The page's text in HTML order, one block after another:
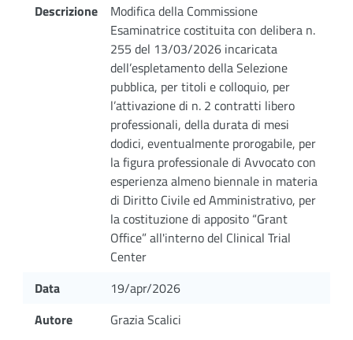
Descrizione
Modifica della Commissione
Esaminatrice costituita con delibera n.
255 del 13/03/2026 incaricata
dell’espletamento della Selezione
pubblica, per titoli e colloquio, per
l’attivazione di n. 2 contratti libero
professionali, della durata di mesi
dodici, eventualmente prorogabile, per
la figura professionale di Avvocato con
esperienza almeno biennale in materia
di Diritto Civile ed Amministrativo, per
la costituzione di apposito “Grant
Office” all'interno del Clinical Trial
Center
Data
19/apr/2026
Autore
Grazia Scalici